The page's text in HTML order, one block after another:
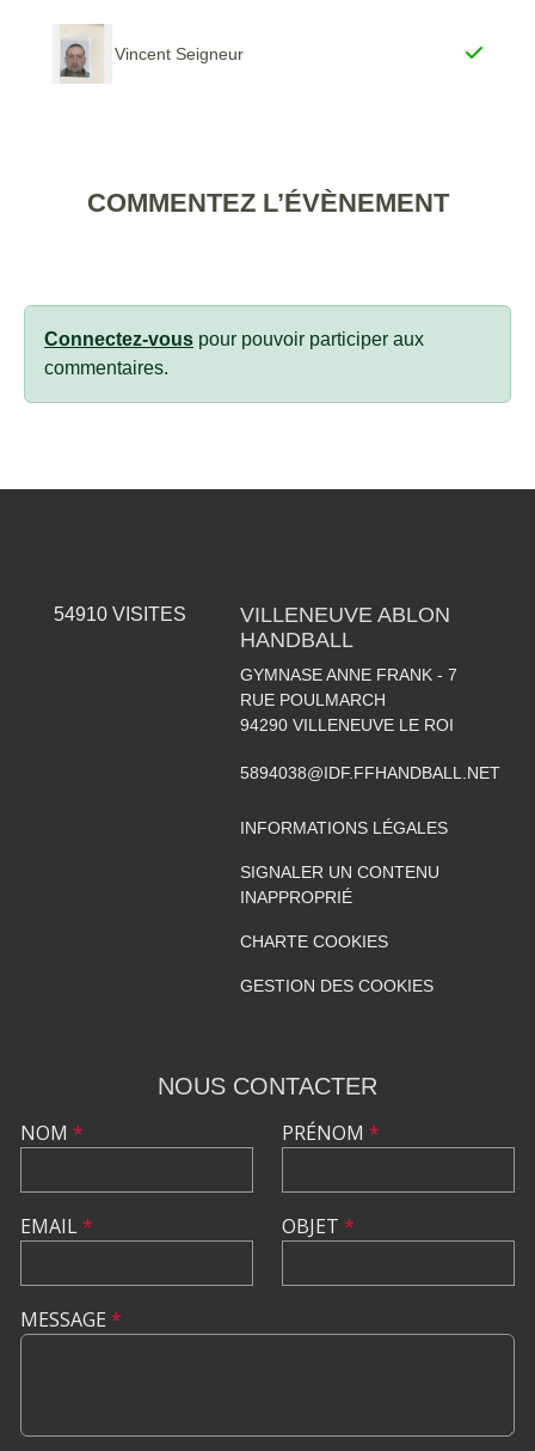
Vincent Seigneur
COMMENTEZ L’ÉVÈNEMENT
Connectez-vous pour pouvoir participer aux
commentaires.
54910VISITES
VILLENEUVE ABLON
HANDBALL
GYMNASE ANNE FRANK - 7
RUE POULMARCH
94290 VILLENEUVE LE ROI
5894038@IDF.FFHANDBALL.NET
INFORMATIONS LÉGALES
SIGNALER UN CONTENU
INAPPROPRIÉ
CHARTE COOKIES
GESTION DES COOKIES
NOUS CONTACTER
NOM *
EMAIL*
PRÉNOM *
OBJET *
MESSAGE *